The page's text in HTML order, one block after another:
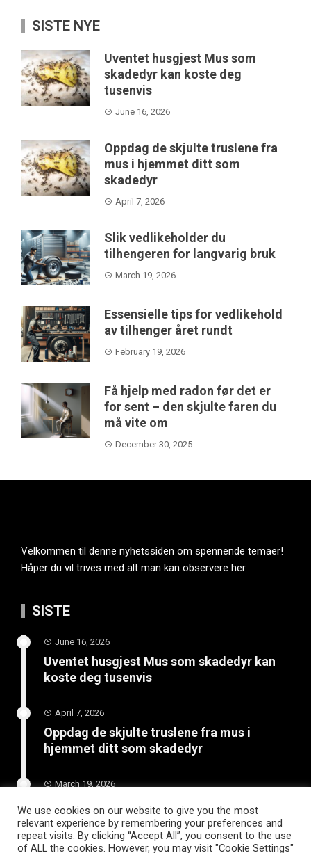
SISTE NYE
Uventet husgjest Mus som
skadedyr kan koste deg
tusenvis
June 16, 2026
Oppdag de skjulte truslene fra
mus i hjemmet ditt som
skadedyr
April 7, 2026
Slik vedlikeholder du
tilhengeren for langvarig bruk
March 19, 2026
Essensielle tips for vedlikehold
av tilhenger året rundt
February 19, 2026
Få hjelp med radon før det er
for sent – den skjulte faren du
må vite om
December 30, 2025
Velkommen til denne nyhetssiden om spennende temaer!
Håper du vil trives med alt man kan observere her.
SISTE
June 16, 2026
Uventet husgjest Mus som skadedyr kan
koste deg tusenvis
April 7, 2026
Oppdag de skjulte truslene fra mus i
hjemmet ditt som skadedyr
March 19, 2026
Slik vedlikeholder du tilhengeren for
langvarig bruk
We use cookies on our website to give you the most
relevant experience by remembering your preferences and
repeat visits. By clicking “Accept All”, you consent to the use
of ALL the cookies. However, you may visit "Cookie Settings"